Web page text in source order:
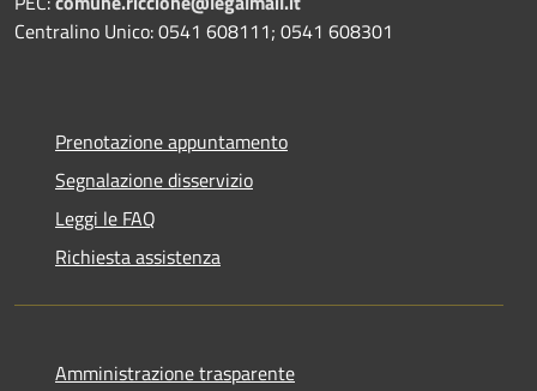
Centralino Unico: 0541 608111; 0541 608301
Prenotazione appuntamento
Segnalazione disservizio
Leggi le FAQ
Richiesta assistenza
Amministrazione trasparente